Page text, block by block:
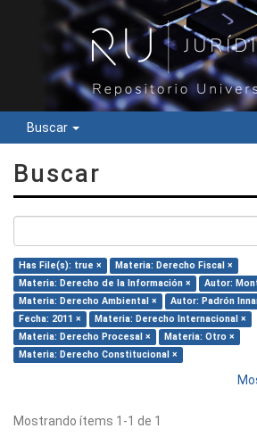
Buscar
Buscar
Has File(s): true ×
Materia: Derecho Fiscal ×
Materia: Derecho de la Información ×
Autor:
Materia: Derecho Ambiental ×
Autor: Padrón
Fecha: 2011 ×
Materia: Derecho Internacional ×
Materia: Derecho Procesal ×
Materia: Otro ×
Materia: Derecho Constitucional ×
Mostrando ítems 1-1 de 1